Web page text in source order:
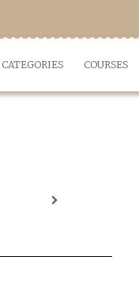
CATEGORIES COURSES